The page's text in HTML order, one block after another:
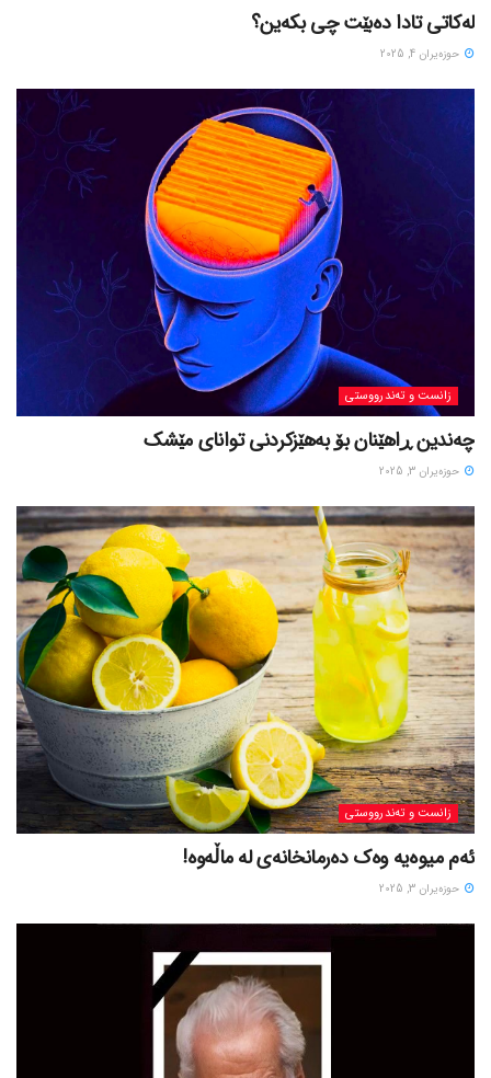
لەکاتی تادا دەبێت چی بکەین؟
حوزه‌یران 4, 2025
زانست و تەندرووستی
چەندین ڕاهێنان بۆ بەهێزکردنی توانای مێشک
حوزه‌یران 3, 2025
زانست و تەندرووستی
ئەم میوەیە وەک دەرمانخانەی لە ماڵەوە!
حوزه‌یران 3, 2025